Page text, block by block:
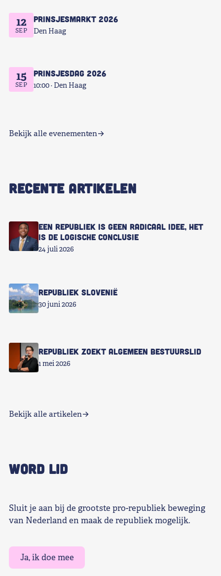
12
SEP
Prinsjesmarkt 2026
Den Haag
15
SEP
Prinsjesdag 2026
10:00 Den Haag
Bekijk alle evenementen
RECENTE ARTIKELEN
Een republiek is geen radicaal idee, het
is de logische conclusie
24 juli 2026
Republiek Slovenië
30 juni 2026
Republiek zoekt Algemeen Bestuurslid
1 mei 2026
Bekijk alle artikelen
WORD LID
Sluit je aan bij de grootste pro-republiek beweging
van Nederland en maak de republiek mogelijk.
Ja, ik doe mee